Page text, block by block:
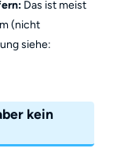
Das ist meist
(nicht
siehe:
kein